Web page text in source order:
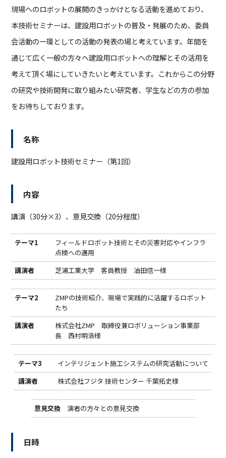
現場へのロボットの展開のきっかけとなる活動を進めており、
本技術セミナーは、建設用ロボットの普及・発展のため、委員
会活動の一環としての活動の発表の場と考えています。年間を
通じて広く一般の方々へ建設用ロボットへの理解とその活用を
考えて頂く場にしていきたいと考えています。これからこの分野
の研究や技術開発に取り組みたい研究者、学生などの方の参加
をお待ちしております。
名称
建設用ロボット技術セミナー（第1回）
内容
講演（30分×3）、意見交換（20分程度）
テーマ1
フィールドロボット技術とその災害対応やインフラ
点検への適用
講演者
芝浦工業大学 客員教授 油田信一様
テーマ2
ZMPの技術紹介、現場で実践的に活躍するロボット
たち
講演者
株式会社ZMP 取締役兼ロボリューション事業部
長 西村明浩様
テーマ3
インテリジェント施工システムの研究活動について
講演者
株式会社フジタ 技術センター 千葉拓史様
意見交換 演者の方々との意見交換
日時